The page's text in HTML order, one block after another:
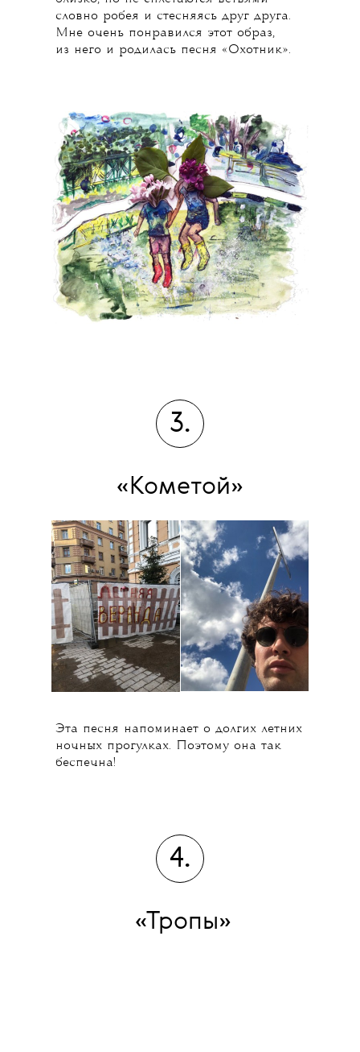
словно робея и стесняясь друг друга.
Мне очень понравился этот образ,
из него и родилась песня «Охотник».
3.
«Кометой»
Эта песня напоминает о долгих летних
ночных прогулках. Поэтому она так
беспечна!
4.
«Тропы»